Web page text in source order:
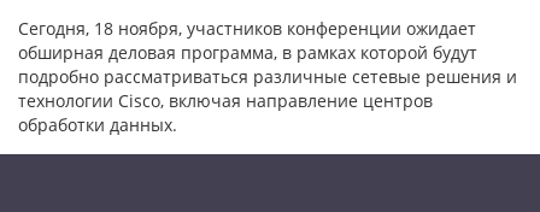
Сегодня, 18 ноября, участников конференции ожидает
обширная деловая программа, в рамках которой будут
подробно рассматриваться различные сетевые решения и
технологии Cisco, включая направление центров
обработки данных.